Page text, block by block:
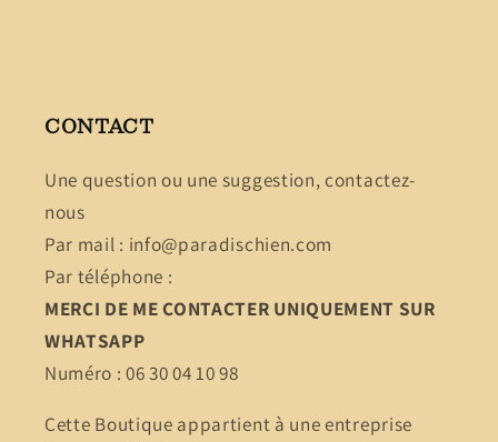
CONTACT
Une question ou une suggestion, contactez-
nous
Par mail : info@paradischien.com
Par téléphone :
MERCI DE ME CONTACTER UNIQUEMENT SUR
WHATSAPP
Numéro : 06 30 04 10 98
Cette Boutique appartient à une entreprise